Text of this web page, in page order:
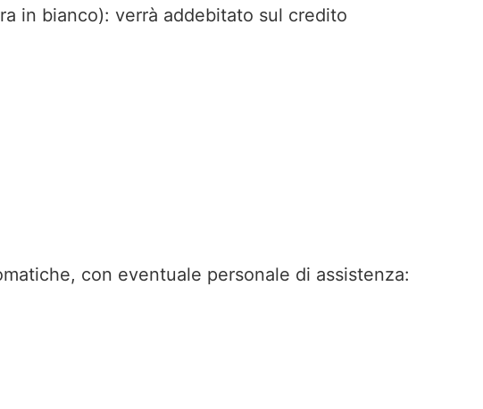
in bianco): verrà addebitato sul credito
con eventuale personale di assistenza: